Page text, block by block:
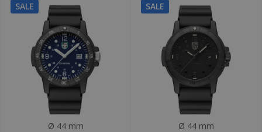
SALE
Ø 44 mm
SALE
Ø 44 mm